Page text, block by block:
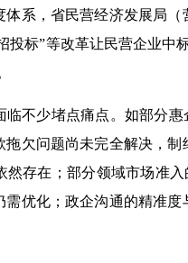
系，省民营经济发展局（
投标”等改革让民营企业中
不少堵点痛点。如部分惠
欠问题尚未完全解决，
存在；部分领域市场准入
优化；政企沟通的精准